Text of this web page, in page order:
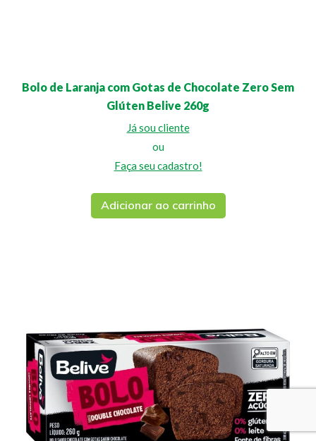
Bolo de Laranja com Gotas de Chocolate Zero Sem
Glúten Belive 260g
Já sou cliente
ou
Faça seu cadastro!
Adicionar ao carrinho